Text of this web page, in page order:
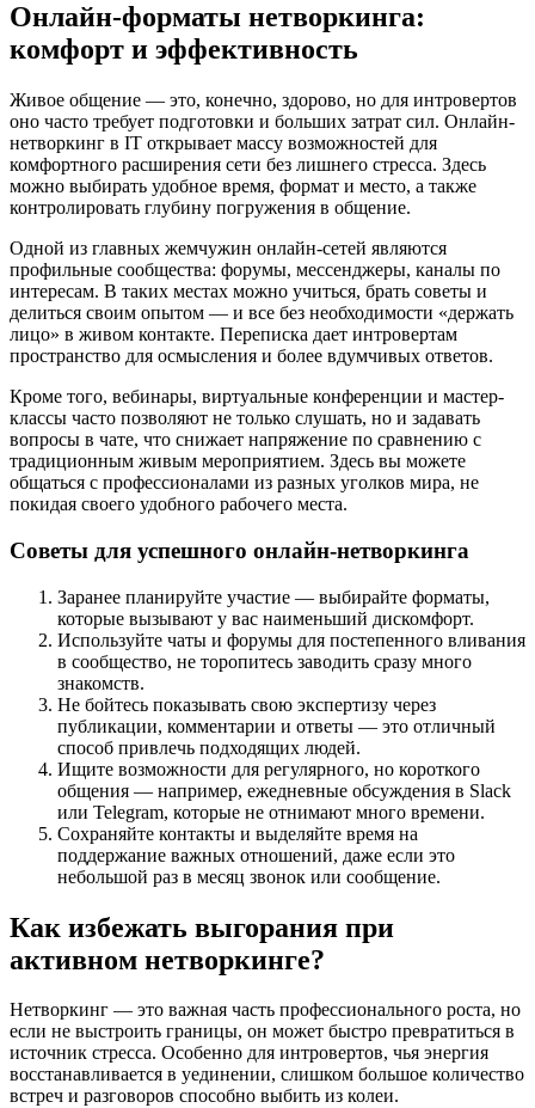
Онлайн-форматы нетворкинга:
комфорт и эффективность
Живое общение — это, конечно, здорово, но для интровертов
оно часто требует подготовки и больших затрат сил. Онлайн-
нетворкинг в IT открывает массу возможностей для
комфортного расширения сети без лишнего стресса. Здесь
можно выбирать удобное время, формат и место, а также
контролировать глубину погружения в общение.
Одной из главных жемчужин онлайн-сетей являются
профильные сообщества: форумы, мессенджеры, каналы по
интересам. В таких местах можно учиться, брать советы и
делиться своим опытом — и все без необходимости «держать
лицо» в живом контакте. Переписка дает интровертам
пространство для осмысления и более вдумчивых ответов.
Кроме того, вебинары, виртуальные конференции и мастер-
классы часто позволяют не только слушать, но и задавать
вопросы в чате, что снижает напряжение по сравнению с
традиционным живым мероприятием. Здесь вы можете
общаться с профессионалами из разных уголков мира, не
покидая своего удобного рабочего места.
Советы для успешного онлайн-нетворкинга
Заранее планируйте участие — выбирайте форматы,
которые вызывают у вас наименьший дискомфорт.
Используйте чаты и форумы для постепенного вливания
в сообщество, не торопитесь заводить сразу много
знакомств.
Не бойтесь показывать свою экспертизу через
публикации, комментарии и ответы — это отличный
способ привлечь подходящих людей.
Ищите возможности для регулярного, но короткого
общения — например, ежедневные обсуждения в Slack
или Telegram, которые не отнимают много времени.
Сохраняйте контакты и выделяйте время на
поддержание важных отношений, даже если это
небольшой раз в месяц звонок или сообщение.
Как избежать выгорания при
активном нетворкинге?
Нетворкинг — это важная часть профессионального роста, но
если не выстроить границы, он может быстро превратиться в
источник стресса. Особенно для интровертов, чья энергия
восстанавливается в уединении, слишком большое количество
встреч и разговоров способно выбить из колеи.